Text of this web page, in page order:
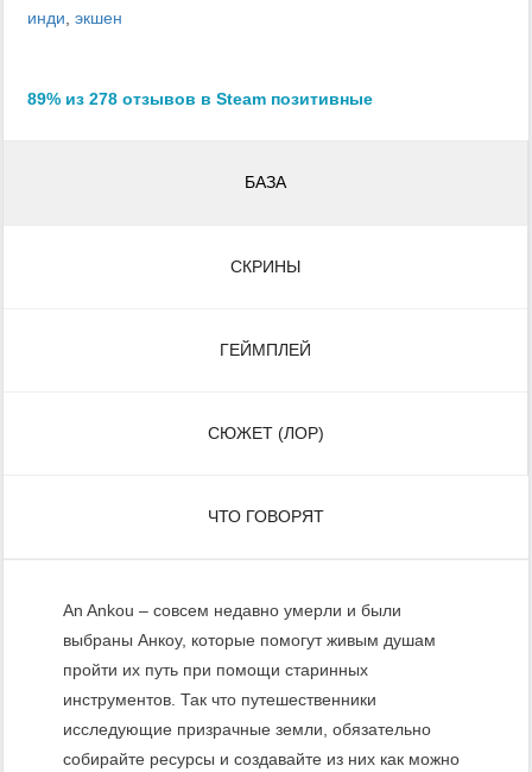
инди, экшен
89% из 278 отзывов в Steam позитивные
БАЗА
СКРИНЫ
ГЕЙМПЛЕЙ
СЮЖЕТ (ЛОР)
ЧТО ГОВОРЯТ
An Ankou – совсем недавно умерли и были
выбраны Анкоу, которые помогут живым душам
пройти их путь при помощи старинных
инструментов. Так что путешественники
исследующие призрачные земли, обязательно
собирайте ресурсы и создавайте из них как можно